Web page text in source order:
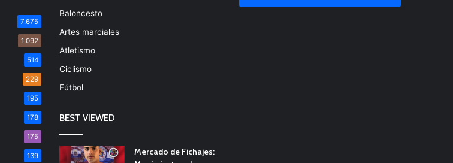
7.675
1.092
514
229
195
178
175
139
Baloncesto
Artes marciales
Atletismo
Ciclismo
Fútbol
BEST VIEWED
Mercado de Fichajes: